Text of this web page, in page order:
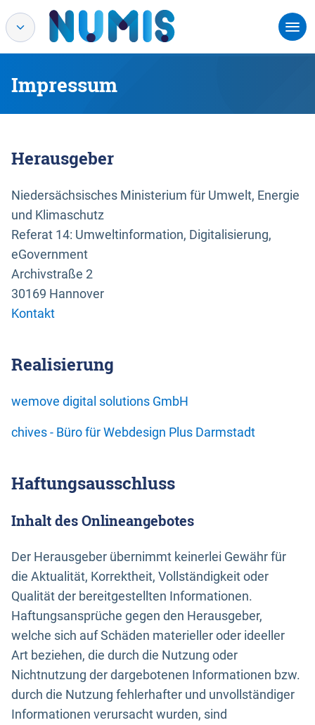
Impressum
Herausgeber
Niedersächsisches Ministerium für Umwelt, Energie
und Klimaschutz
Referat 14: Umweltinformation, Digitalisierung,
eGovernment
Archivstraße 2
30169 Hannover
Kontakt
Realisierung
wemove digital solutions GmbH
chives - Büro für Webdesign Plus Darmstadt
Haftungsausschluss
Inhalt des Onlineangebotes
Der Herausgeber übernimmt keinerlei Gewähr für
die Aktualität, Korrektheit, Vollständigkeit oder
Qualität der bereitgestellten Informationen.
Haftungsansprüche gegen den Herausgeber,
welche sich auf Schäden materieller oder ideeller
Art beziehen, die durch die Nutzung oder
Nichtnutzung der dargebotenen Informationen bzw.
durch die Nutzung fehlerhafter und unvollständiger
Informationen verursacht wurden, sind